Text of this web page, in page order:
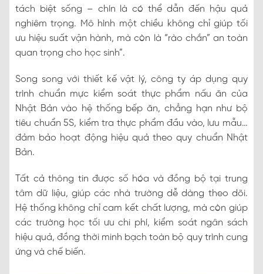
tách biệt sống – chín là có thể dẫn đến hậu quả
nghiêm trọng. Mô hình một chiều không chỉ giúp tối
ưu hiệu suất vận hành, mà còn là “rào chắn” an toàn
quan trọng cho học sinh”.
Song song với thiết kế vật lý, công ty áp dụng quy
trình chuẩn mực kiểm soát thực phẩm nấu ăn của
Nhật Bản vào hệ thống bếp ăn, chẳng hạn như bộ
tiêu chuẩn 5S, kiểm tra thực phẩm đầu vào, lưu mẫu…
đảm bảo hoạt động hiệu quả theo quy chuẩn Nhật
Bản.
Tất cả thông tin được số hóa và đồng bộ tại trung
tâm dữ liệu, giúp các nhà trường dễ dàng theo dõi.
Hệ thống không chỉ cam kết chất lượng, mà còn giúp
các trường học tối ưu chi phí, kiểm soát ngân sách
hiệu quả, đồng thời minh bạch toàn bộ quy trình cung
ứng và chế biến.